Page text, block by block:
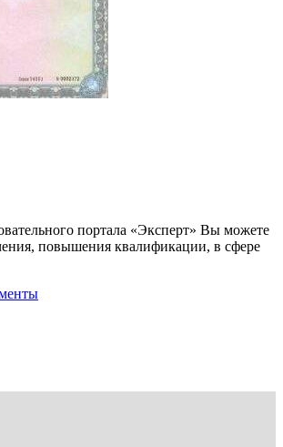
портала «Эксперт» Вы можете
повышения квалификации, в сфере